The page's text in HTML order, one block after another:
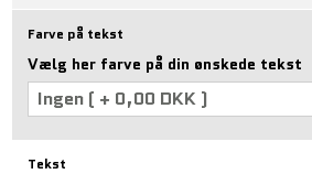
Farve på tekst
Vælg her farve på din ønskede tekst
Tekst